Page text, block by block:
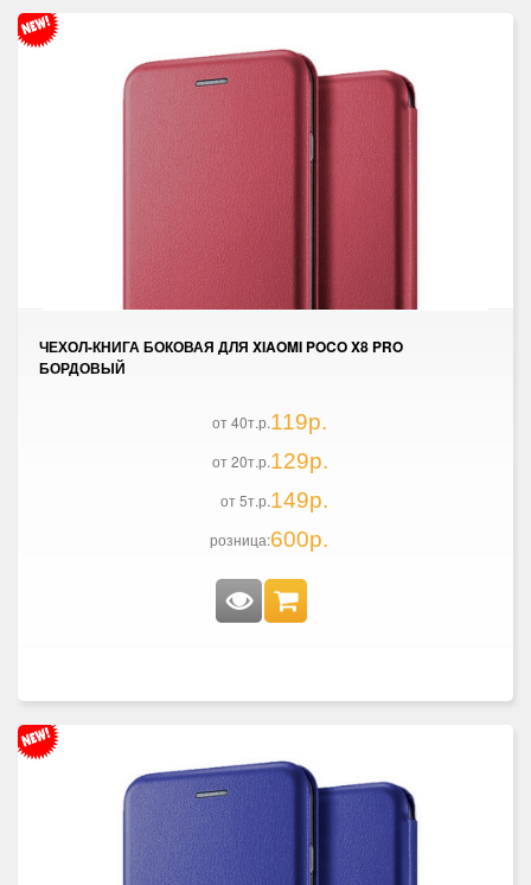
ЧЕХОЛ-КНИГА БОКОВАЯ ДЛЯ XIAOMI POCO X8 PRO
БОРДОВЫЙ
от 40т.р.119р.
от 20т.р.129р.
от 5т.р.149р.
розница:600р.